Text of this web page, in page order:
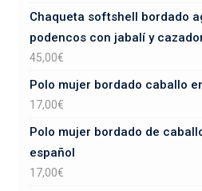
Chaqueta softshell bordado
podencos con jabalí y
45,00€
Polo mujer bordado caballo
17,00€
Polo mujer bordado de
español
17,00€